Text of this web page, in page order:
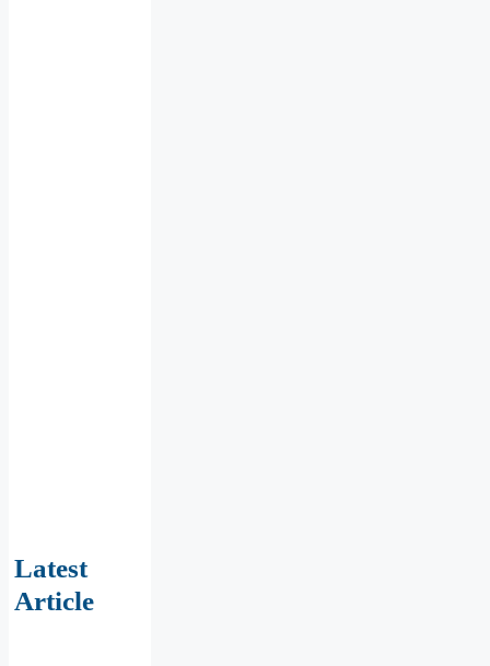
Latest
Article